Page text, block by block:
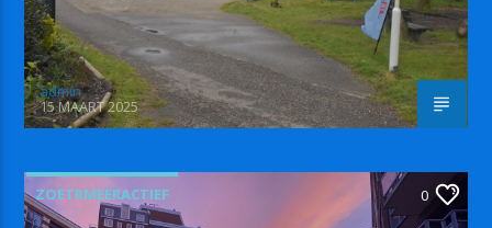
admin
15 MAART 2025
ZOETRMEERACTIEF 0